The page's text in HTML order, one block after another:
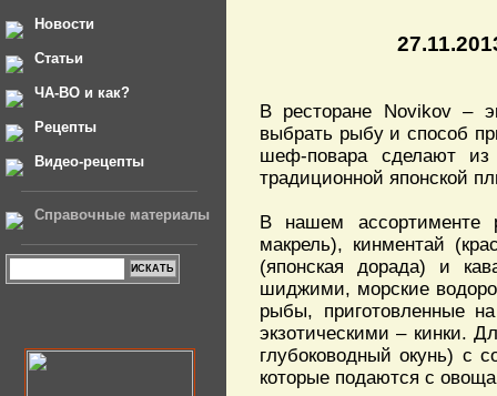
Новости
Статьи
ЧА-ВО и как?
Рецепты
Видео-рецепты
Справочные материалы
В ресторане Novikov –
выбрать рыбу и способ
шеф-повара сделают
традиционной японской
В нашем
макрель), кинментай
(японская дорада) и
шиджими, морские
рыбы, приготовленные
экзотическими – кинки.
глубоководный окунь) с
которые подаются с